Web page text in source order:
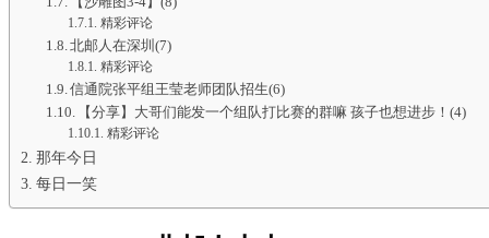
精彩评论
北邮人在深圳(7)
精彩评论
信通院张平组王莹老师团队招生(6)
【分享】大哥们能发一个组队打比赛的群嘛 孩子也想进步！(4)
精彩评论
那年今日
每日一笑